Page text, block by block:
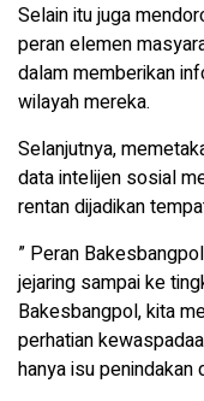
Selain itu juga
peran elemen
dalam memberikan
wilayah mereka.
Selanjutnya,
data intelijen sosial
rentan dijadikan
​” Peran
jejaring sampai ke
Bakesbangpol, kita
perhatian
hanya isu penindakan